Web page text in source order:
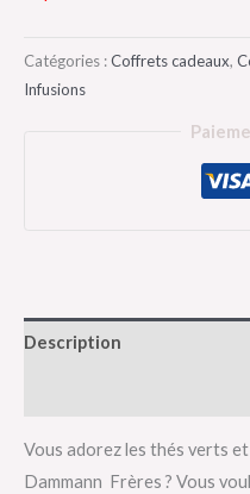
Catégories :Coffrets cadeaux,
Infusions
Description
Vous adorez les thés verts
Dammann Frères ? Vous